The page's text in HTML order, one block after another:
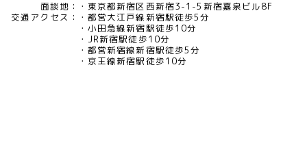
面談地：
東京都新宿区西新宿3-1-5新宿嘉泉ビル8F
交通アクセス：
都営大江戸線新宿駅徒歩5分
小田急線新宿駅徒歩10分
JR新宿駅徒歩10分
都営新宿線新宿駅徒歩5分
京王線新宿駅徒歩10分